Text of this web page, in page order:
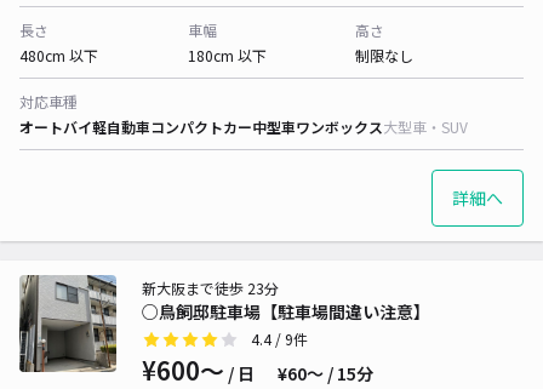
長さ
480cm 以下
車幅
180cm 以下
高さ
制限なし
対応車種
オートバイ軽自動車コンパクトカー中型車ワンボックス大型車・SUV
詳細へ
○鳥飼邸駐車場【駐車場間違い注意】
新大阪まで徒歩 23分
4.4/ 9件
¥600〜 / 日 ¥60〜 / 15分